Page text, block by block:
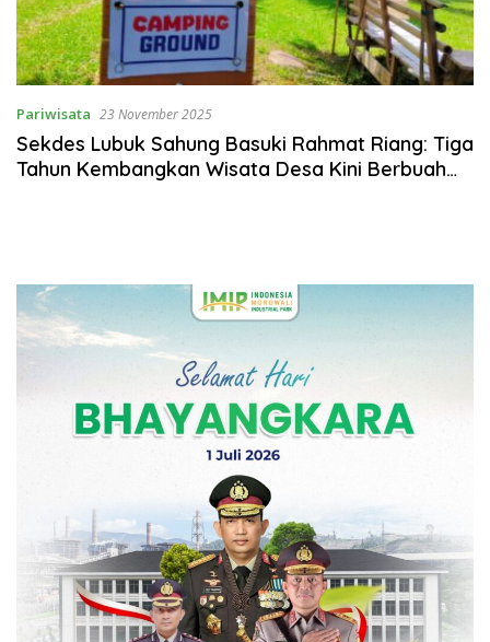
Pariwisata 23 November 2025
Sekdes Lubuk Sahung Basuki Rahmat Riang: Tiga
Tahun Kembangkan Wisata Desa Kini Berbuah